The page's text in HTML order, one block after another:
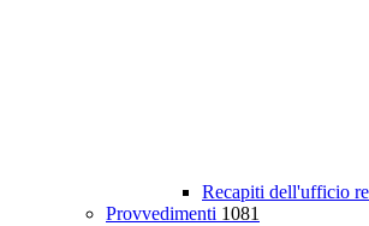
Recapiti dell'ufficio
Provvedimenti 1081